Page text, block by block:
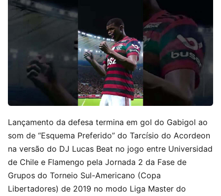
Lançamento da defesa termina em gol do Gabigol ao
som de “Esquema Preferido” do Tarcísio do Acordeon
na versão do DJ Lucas Beat no jogo entre Universidad
de Chile e Flamengo pela Jornada 2 da Fase de
Grupos do Torneio Sul-Americano (Copa
Libertadores) de 2019 no modo Liga Master do